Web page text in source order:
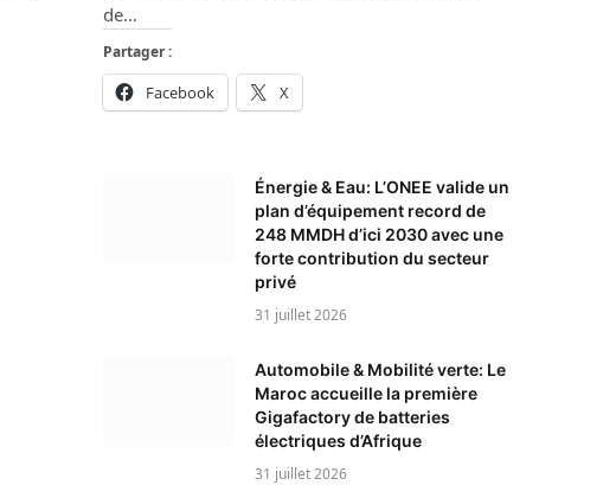
de…
Partager :
Facebook X
Énergie & Eau: L’ONEE valide un
plan d’équipement record de
248 MMDH d’ici 2030 avec une
forte contribution du secteur
privé
31 juillet 2026
Automobile & Mobilité verte: Le
Maroc accueille la première
Gigafactory de batteries
électriques d’Afrique
31 juillet 2026